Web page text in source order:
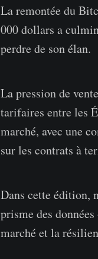
La remontée du
000 dollars a
perdre de son élan.
La pression de
tarifaires entre les
marché, avec une
sur les contrats à
Dans cette édition,
prisme des
marché et la